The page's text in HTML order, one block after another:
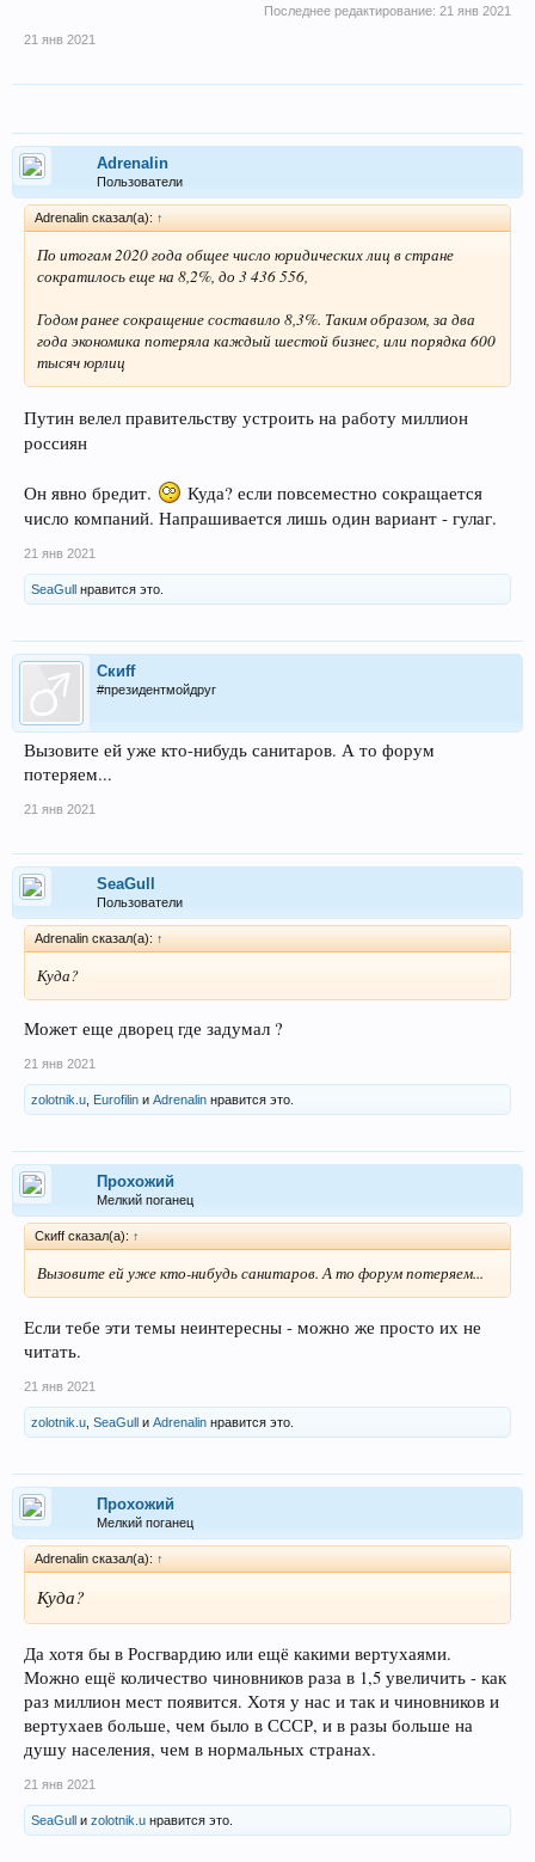
Последнее редактирование: 21 янв 2021
21 янв 2021
Adrenalin
Пользователи
Adrenalin сказал(а): ↑
По итогам 2020 года общее число юридических лиц в стране
сократилось еще на 8,2%, до 3 436 556,
Годом ранее сокращение составило 8,3%. Таким образом, за два
года экономика потеряла каждый шестой бизнес, или порядка 600
тысяч юрлиц
Путин велел правительству устроить на работу миллион
россиян
Он явно бредит.
Куда? если повсеместно сокращается
число компаний. Напрашивается лишь один вариант - гулаг.
21 янв 2021
SeaGull нравится это.
Скиff
#президентмойдруг
Вызовите ей уже кто-нибудь санитаров. А то форум
потеряем...
21 янв 2021
SeaGull
Пользователи
Adrenalin сказал(а): ↑
Куда?
Может еще дворец где задумал ?
21 янв 2021
zolotnik.u Eurofilin и Adrenalin нравится это.
Прохожий
Мелкий поганец
Скиff сказал(а): ↑
Вызовите ей уже кто-нибудь санитаров. А то форум потеряем...
Если тебе эти темы неинтересны - можно же просто их не
читать.
21 янв 2021
zolotnik.u SeaGull и Adrenalin нравится это.
Прохожий
Мелкий поганец
Adrenalin сказал(а): ↑
Куда?
Да хотя бы в Росгвардию или ещё какими вертухаями.
Можно ещё количество чиновников раза в 1,5 увеличить - как
раз миллион мест появится. Хотя у нас и так и чиновников и
вертухаев больше, чем было в СССР, и в разы больше на
душу населения, чем в нормальных странах.
21 янв 2021
SeaGull и zolotnik.u нравится это.